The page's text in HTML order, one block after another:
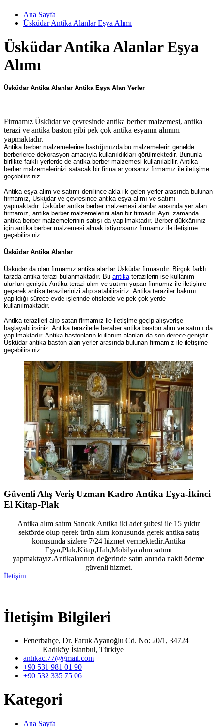
Ana Sayfa
Üsküdar Antika Alanlar Eşya Alımı
Üsküdar Antika Alanlar Eşya
Alımı
Üsküdar Antika Alanlar Antika Eşya Alan Yerler
Firmamız Üsküdar ve çevresinde antika berber malzemesi, antika
terazi ve antika baston gibi pek çok antika eşyanın alımını
yapmaktadır.
Antika berber malzemelerine baktığımızda bu malzemelerin genelde
berberlerde dekorasyon amacıyla kullanıldıkları görülmektedir. Bununla
birlikte farklı yerlerde de antika berber malzemesi kullanılabilir. Antika
berber malzemelerinizi satacak bir firma arıyorsanız firmamız ile iletişime
geçebilirsiniz.
Antika eşya alım ve satımı denilince akla ilk gelen yerler arasında bulunan
firmamız, Üsküdar ve çevresinde antika eşya alımı ve satımı
yapmaktadır. Üsküdar antika berber malzemesi alanlar arasında yer alan
firmamız, antika berber malzemelerini alan bir firmadır. Aynı zamanda
antika berber malzemelerinin satışı da yapılmaktadır. Berber dükkânınız
için antika berber malzemesi almak istiyorsanız firmamız ile iletişime
geçebilirsiniz.
Üsküdar Antika Alanlar
Üsküdar da olan firmamız antika alanlar Üsküdar firmasıdır. Birçok farklı
tarzda antika terazi bulanmaktadır. Bu antika terazilerin ise kullanım
alanları geniştir. Antika terazi alım ve satımı yapan firmamız ile iletişime
geçerek antika terazilerinizi alıp satabilirsiniz. Antika teraziler bakımı
yapıldığı sürece evde işlerinde ofislerde ve pek çok yerde
kullanılmaktadır.
Antika terazileri alıp satan firmamız ile iletişime geçip alışverişe
başlayabilirsiniz. Antika terazilerle beraber antika baston alım ve satımı da
yapılmaktadır. Antika bastonların kullanım alanları da son derece geniştir.
Üsküdar antika baston alan yerler arasında bulunan firmamız ile iletişime
geçebilirsiniz.
Güvenli Alış Veriş Uzman Kadro Antika Eşya-İkinci
El Kitap-Plak
Antika alım satım Sancak Antika iki adet şubesi ile 15 yıldır
sektörde olup gerek ürün alım konusunda gerek antika satış
konusunda sizlere 7/24 hizmet vermektedir.Antika
Eşya,Plak,Kitap,Halı,Mobilya alım satımı
yapmaktayız.Antikalarınızı değerinde satın anında nakit ödeme
güvenli hizmet.
İletişim
İletişim Bilgileri
Fenerbahçe, Dr. Faruk Ayanoğlu Cd. No: 20/1, 34724
Kadıköy İstanbul, Türkiye
antikaci77@gmail.com
+90 531 981 01 90
+90 532 335 75 06
Kategori
Ana Sayfa